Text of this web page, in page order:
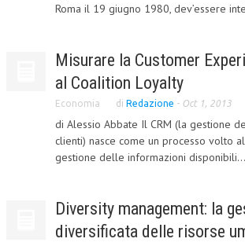
DIREZIONE SCIENTIFICA
CORSI CE.S.E.D.
ARCHIVIO CORSI 2015
BROCHURE CE.S.E.D.
LA RIVISTA
Roma il 19 giugno 1980, dev’essere
Misurare la Customer
al Coalition Loyalty
Economia di Redazione - Oct 1, 2013
di Alessio Abbate Il CRM (la gestione
clienti) nasce come un processo volto
gestione delle informazioni disponibili...
Diversity management: la
diversificata delle risorse